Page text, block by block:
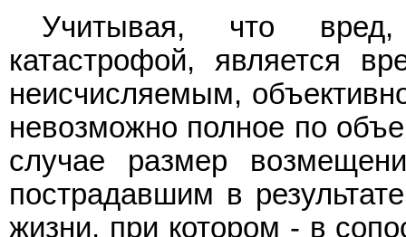
Учитывая, что вред,
катастрофой, является
неисчисляемым,
невозможно полное по
случае размер
пострадавшим в
жизни, при котором - в